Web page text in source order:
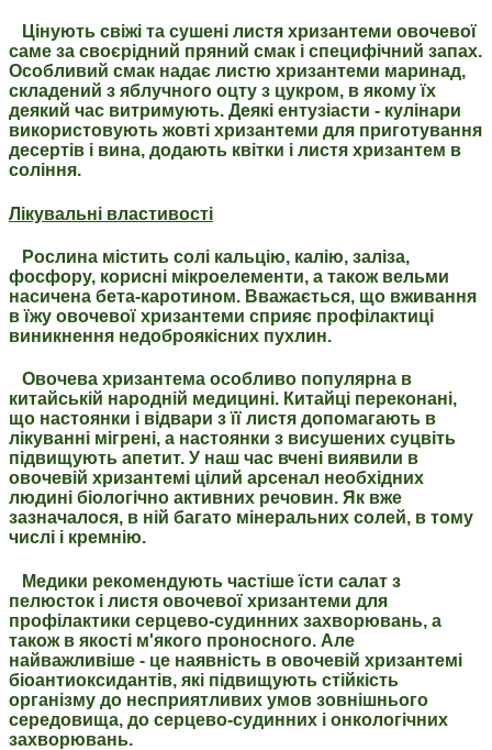
Цінують свіжі та сушені листя хризантеми овочевої
саме за своєрідний пряний смак і специфічний запах.
Особливий смак надає листю хризантеми маринад,
складений з яблучного оцту з цукром, в якому їх
деякий час витримують. Деякі ентузіасти - кулінари
використовують жовті хризантеми для приготування
десертів і вина, додають квітки і листя хризантем в
соління.
Лікувальні властивості
Рослина містить солі кальцію, калію, заліза,
фосфору, корисні мікроелементи, а також вельми
насичена бета-каротином. Вважається, що вживання
в їжу овочевої хризантеми сприяє профілактиці
виникнення недоброякісних пухлин.
Овочева хризантема особливо популярна в
китайській народній медицині. Китайці переконані,
що настоянки і відвари з її листя допомагають в
лікуванні мігрені, а настоянки з висушених суцвіть
підвищують апетит. У наш час вчені виявили в
овочевій хризантемі цілий арсенал необхідних
людині біологічно активних речовин. Як вже
зазначалося, в ній багато мінеральних солей, в тому
числі і кремнію.
Медики рекомендують частіше їсти салат з
пелюсток і листя овочевої хризантеми для
профілактики серцево-судинних захворювань, а
також в якості м'якого проносного. Але
найважливіше - це наявність в овочевій хризантемі
біоантиоксидантів, які підвищують стійкість
організму до несприятливих умов зовнішнього
середовища, до серцево-судинних і онкологічних
захворювань.